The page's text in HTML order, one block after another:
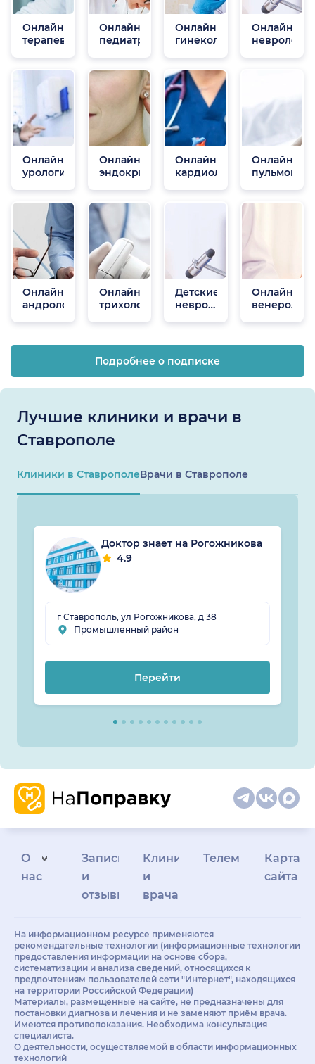
Онлайн
терапевты
Онлайн
педиатры
Онлайн
гинекологи
Онлайн
неврологи
Онлайн
урологи
Онлайн
эндокринологи
Онлайн
кардиологи
Онлайн
Онлайн
андрологи
Онлайн
трихологи
Детские
неврологи
Онлайн
венерологи
Подробнее о подписке
Лучшие клиники и врачи в
Ставрополе
Клиники в СтаврополеВрачи в Ставрополе
Доктор знает на Рогожникова
4.9
г Ставрополь, ул Рогожникова, д 38
Промышленный район
Перейти
О
нас
Запись
и
отзывы
Клиникам
и
врачам
Телемедицина
Карта
сайта
На информационном ресурсе применяются
рекомендательные технологии (информационные технологии
предоставления информации на основе сбора,
систематизации и анализа сведений, относящихся к
предпочтениям пользователей сети "Интернет", находящихся
на территории Российской Федерации)
Материалы, размещённые на сайте, не предназначены для
постановки диагноза и лечения и не заменяют приём врача.
Имеются противопоказания. Необходима консультация
специалиста.
О деятельности, осуществляемой в области информационных
технологий